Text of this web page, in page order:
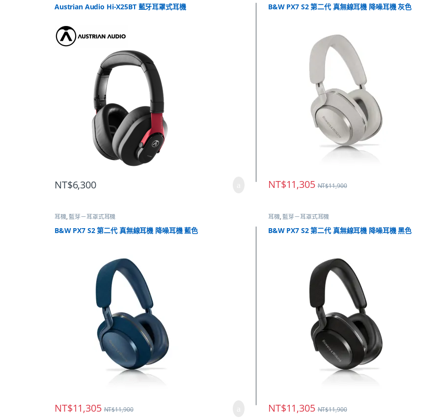
Austrian Audio Hi-X25BT 藍牙耳罩式耳機
NT$6,300
B&W PX7 S2 第二代 真無線耳機 降噪耳機 灰色
NT$11,305 NT$11,900
耳機,藍芽－耳罩式耳機
B&W PX7 S2 第二代 真無線耳機 降噪耳機 藍色
NT$11,305 NT$11,900
耳機,藍芽－耳罩式耳機
B&W PX7 S2 第二代 真無線耳機 降噪耳機 黑色
NT$11,305 NT$11,900